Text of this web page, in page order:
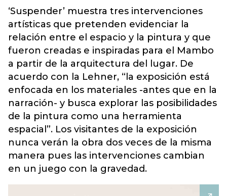
‘Suspender’ muestra tres intervenciones
artísticas que pretenden evidenciar la
relación entre el espacio y la pintura y que
fueron creadas e inspiradas para el Mambo
a partir de la arquitectura del lugar. De
acuerdo con la Lehner, “la exposición está
enfocada en los materiales -antes que en la
narración- y busca explorar las posibilidades
de la pintura como una herramienta
espacial”. Los visitantes de la exposición
nunca verán la obra dos veces de la misma
manera pues las intervenciones cambian
en un juego con la gravedad.